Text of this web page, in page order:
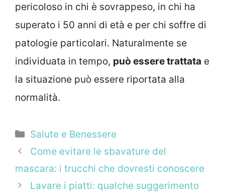
pericoloso in chi è sovrappeso, in chi ha
superato i 50 anni di età e per chi soffre di
patologie particolari. Naturalmente se
individuata in tempo, può essere trattata e
la situazione può essere riportata alla
normalità.
Categorie
Salute e Benessere
Come evitare le sbavature del
mascara: i trucchi che dovresti conoscere
Lavare i piatti: qualche suggerimento